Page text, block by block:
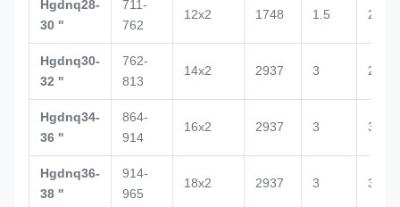
Hgdnq28-
30 ''
711-
762
12x2 1748 1.5 2700
Hgdnq30-
32 ''
762-
813
14x2 2937 3 2938
Hgdnq34-
36 ''
864-
914
16x2 2937 3 3020
Hgdnq36-
38 ''
914-
965
18x2 2937 3 3188